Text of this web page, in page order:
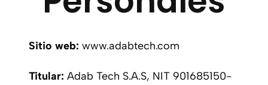
Sitio web: www.adabtech.com
Titular: Adab Tech S.A.S, NIT 901685150-